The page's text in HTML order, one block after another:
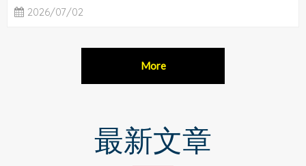
2026/07/02
More
最新文章